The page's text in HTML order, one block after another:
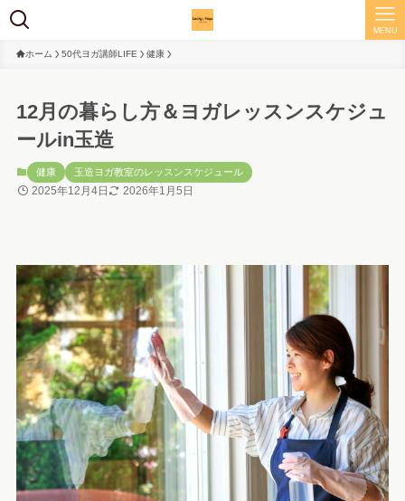
MENU
ホーム 50代ヨガ講師LIFE 健康
12月の暮らし方＆ヨガレッスンスケジュ
ールin玉造
健康 玉造ヨガ教室のレッスンスケジュール
2025年12月4日 2026年1月5日